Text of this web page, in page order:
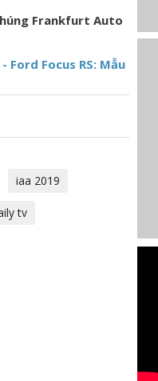
Frankfurt Auto
Ford Focus RS: Mẫu
iaa 2019
tv